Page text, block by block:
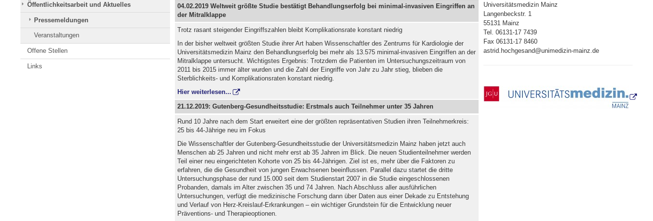
Öffentlichkeitsarbeit und Aktuelles
Pressemeldungen
Veranstaltungen
Offene Stellen
Links
04.02.2019 Weltweit größte Studie bestätigt Behandlungserfolg bei minimal-invasiven Eingriffen an
der Mitralklappe
Trotz rasant steigender Eingriffszahlen bleibt Komplikationsrate konstant niedrig
In der bisher weltweit größten Studie ihrer Art haben Wissenschaftler des Zentrums für Kardiologie der
Universitätsmedizin Mainz den Behandlungserfolg bei mehr als 13.575 minimal-invasiven Eingriffen an der
Mitralklappe untersucht. Wichtigstes Ergebnis: Trotzdem die Patienten im Untersuchungszeitraum von
2011 bis 2015 immer älter wurden und die Zahl der Eingriffe von Jahr zu Jahr stieg, blieben die
Sterblichkeits- und Komplikationsraten konstant niedrig.
Hier weiterlesen...
21.12.2019: Gutenberg-Gesundheitsstudie: Erstmals auch Teilnehmer unter 35 Jahren
Rund 10 Jahre nach dem Start erweitert eine der größten repräsentativen Studien ihren Teilnehmerkreis:
25 bis 44-Jährige neu im Fokus
Die Wissenschaftler der Gutenberg-Gesundheitsstudie der Universitätsmedizin Mainz haben jetzt auch
Menschen ab 25 Jahren und nicht mehr erst ab 35 Jahren im Blick. Die neuen Studienteilnehmer werden
Teil einer neu eingerichteten Kohorte von 25 bis 44-Jährigen. Ziel ist es, mehr über die Faktoren zu
erfahren, die die Gesundheit von jungen Erwachsenen beeinflussen. Parallel dazu startet die dritte
Untersuchungsphase der rund 15.000 seit dem Studienstart 2007 in die Studie eingeschlossenen
Probanden, damals im Alter zwischen 35 und 74 Jahren. Nach Abschluss aller ausführlichen
Untersuchungen, verfügt die medizinische Forschung dann über Daten aus einer Dekade zu Entstehung
und Verlauf von Herz-Kreislauf-Erkrankungen – ein wichtiger Grundstein für die Entwicklung neuer
Präventions- und Therapieoptionen.
Universitätsmedizin Mainz
Langenbeckstr. 1
55131 Mainz
Tel. 06131-17 7439
Fax 06131-17 8460
astrid.hochgesand@unimedizin-mainz.de